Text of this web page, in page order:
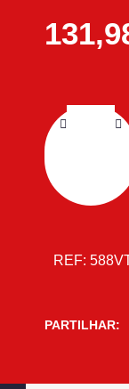
REF:
PARTILHAR: